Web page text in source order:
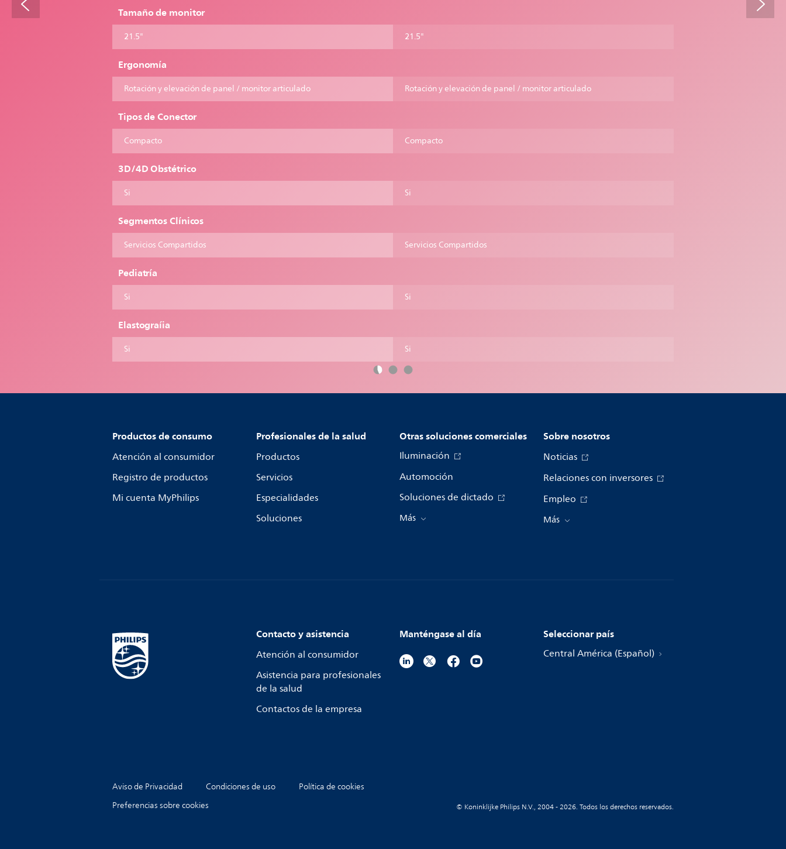
Tamaño de monitor
21.5" 21.5"
Ergonomía
Rotación y elevación de panel / monitor articulado Rotación y elevación de panel / monitor articulado
Tipos de Conector
Compacto Compacto
3D/4D Obstétrico
Si Si
Segmentos Clínicos
Servicios Compartidos Servicios Compartidos
Pediatría
Si Si
Elastograíia
Si Si
Productos de consumo
Atención al consumidor
Registro de productos
Mi cuenta MyPhilips
Profesionales de la salud
Productos
Servicios
Especialidades
Soluciones
Otras soluciones comerciales
Iluminación
Automoción
Soluciones de dictado
Más
Sobre nosotros
Noticias
Relaciones con inversores
Empleo
Más
Contacto y asistencia
Atención al consumidor
Asistencia para profesionales
de la salud
Contactos de la empresa
Manténgase al día Seleccionar país
Central América (Español)
Aviso de Privacidad Condiciones de uso
Política de cookies
Preferencias sobre cookies
© Koninklijke Philips N.V., 2004 - 2026. Todos los derechos reservados.